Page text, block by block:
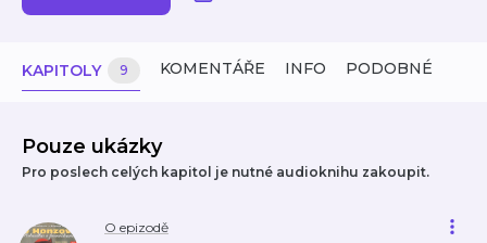
KAPITOLY 9 KOMENTÁŘE INFO PODOBNÉ
Pouze ukázky
Pro poslech celých kapitol je nutné audioknihu zakoupit.
O epizodě